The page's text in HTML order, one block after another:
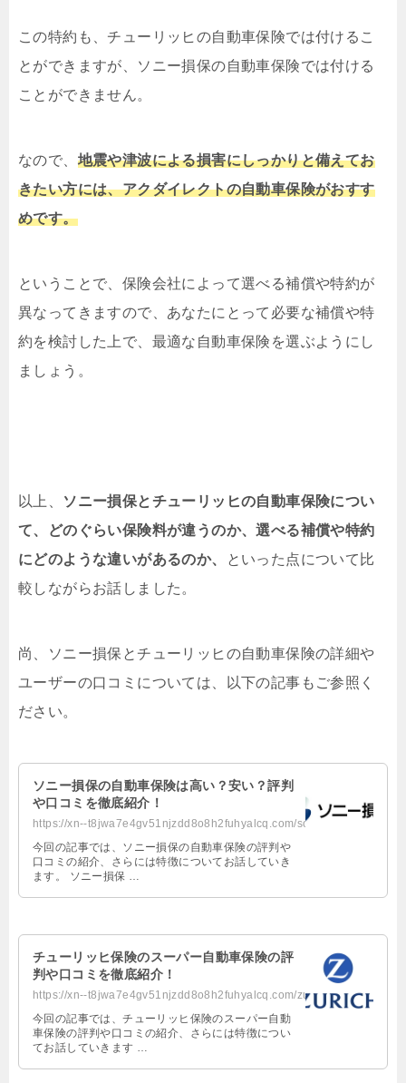
この特約も、チューリッヒの自動車保険では付けるこ
とができますが、ソニー損保の自動車保険では付ける
ことができません。
なので、 地震や津波による損害にしっかりと備えてお
きたい方には、アクダイレクトの自動車保険がおすす
めです。
ということで、保険会社によって選べる補償や特約が
異なってきますので、あなたにとって必要な補償や特
約を検討した上で、最適な自動車保険を選ぶようにし
ましょう。
以上、
ソニー損保とチューリッヒの自動車保険につい
て、どのぐらい保険料が違うのか、選べる補償や特約
にどのような違いがあるのか、
といった点について比
較しながらお話しました。
尚、ソニー損保とチューリッヒの自動車保険の詳細や
ユーザーの口コミについては、以下の記事もご参照く
ださい。
ソニー損保の自動車保険は高い？安い？評判
や口コミを徹底紹介！
https://xn--t8jwa7e4gv51njzdd8o8h2fuhyalcq.com/sony/
今回の記事では、ソニー損保の自動車保険の評判や
口コミの紹介、さらには特徴についてお話していき
ます。 ソニー損保 …
チューリッヒ保険のスーパー自動車保険の評
判や口コミを徹底紹介！
https://xn--t8jwa7e4gv51njzdd8o8h2fuhyalcq.com/zurich/
今回の記事では、チューリッヒ保険のスーパー自動
車保険の評判や口コミの紹介、さらには特徴につい
てお話していきます …